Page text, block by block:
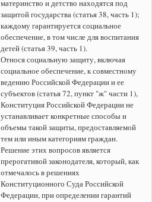
материнство и детство находятся под
защитой государства (статья 38, часть 1);
каждому гарантируется социальное
обеспечение, в том числе для воспитания
детей (статья 39, часть 1).
Относя социальную защиту, включая
социальное обеспечение, к совместному
ведению Российской Федерации и ее
субъектов (статья 72, пункт "ж" части 1),
Конституция Российской Федерации не
устанавливает конкретные способы и
объемы такой защиты, предоставляемой
тем или иным категориям граждан.
Решение этих вопросов является
прерогативой законодателя, который, как
отмечалось в решениях
Конституционного Суда Российской
Федерации, при определении гарантий